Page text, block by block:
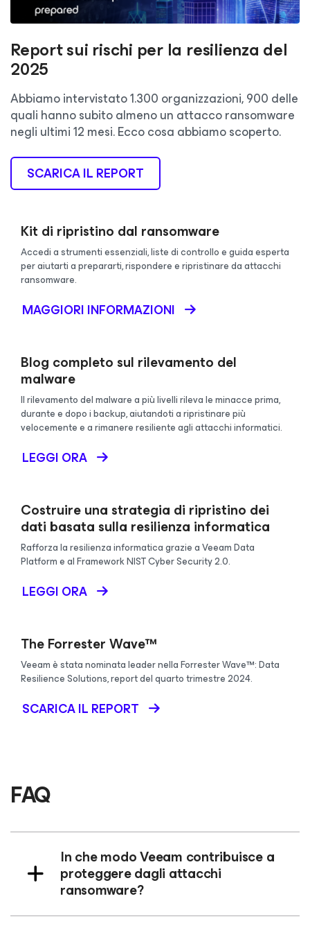
Report sui rischi per la resilienza del
2025
Abbiamo intervistato 1.300 organizzazioni, 900 delle
quali hanno subito almeno un attacco ransomware
negli ultimi 12 mesi. Ecco cosa abbiamo scoperto.
SCARICA IL REPORT
Kit di ripristino dal ransomware
Accedi a strumenti essenziali, liste di controllo e guida esperta
per aiutarti a prepararti, rispondere e ripristinare da attacchi
ransomware.
MAGGIORI INFORMAZIONI
Blog completo sul rilevamento del
malware
Il rilevamento del malware a più livelli rileva le minacce prima,
durante e dopo i backup, aiutandoti a ripristinare più
velocemente e a rimanere resiliente agli attacchi informatici.
LEGGI ORA
Costruire una strategia di ripristino dei
dati basata sulla resilienza informatica
Rafforza la resilienza informatica grazie a Veeam Data
Platform e al Framework NIST Cyber Security 2.0.
LEGGI ORA
The Forrester Wave™
Veeam è stata nominata leader nella Forrester Wave™: Data
Resilience Solutions, report del quarto trimestre 2024.
SCARICA IL REPORT
FAQ
In che modo Veeam contribuisce a
proteggere dagli attacchi
ransomware?